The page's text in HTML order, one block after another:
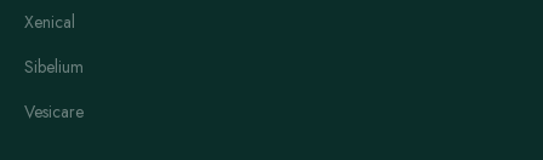
Xenical
Sibelium
Vesicare